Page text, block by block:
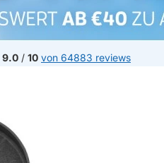
9.0 / 10 von 64883 reviews